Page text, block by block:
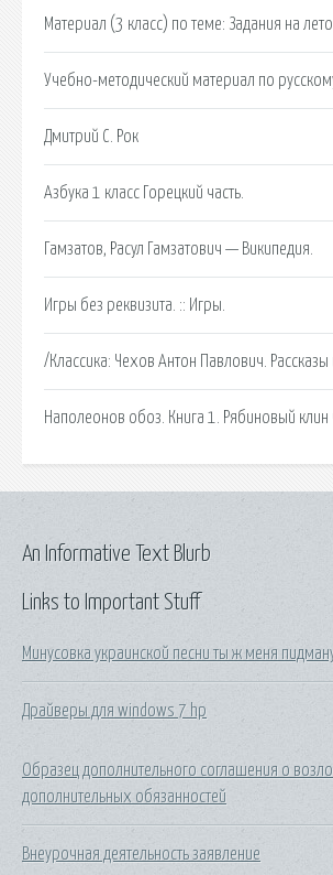
Материал (3 класс) по теме: Задания на
Учебно-методический материал по
Дмитрий C. Рок
Азбука 1 класс Горецкий часть.
Гамзатов, Расул Гамзатович — Википедия.
Игры без реквизита. :: Игры.
/Классика: Чехов Антон Павлович. Рассказы
Наполеонов обоз. Книга 1. Рябиновый клин
Links to Important Stuff
Минусовка украинской песни ты ж меня
Драйверы для windows 7 hp
Образец дополнительного соглашения о
дополнительных обязанностей
Внеурочная деятельность заявление
An Informative Text Blurb